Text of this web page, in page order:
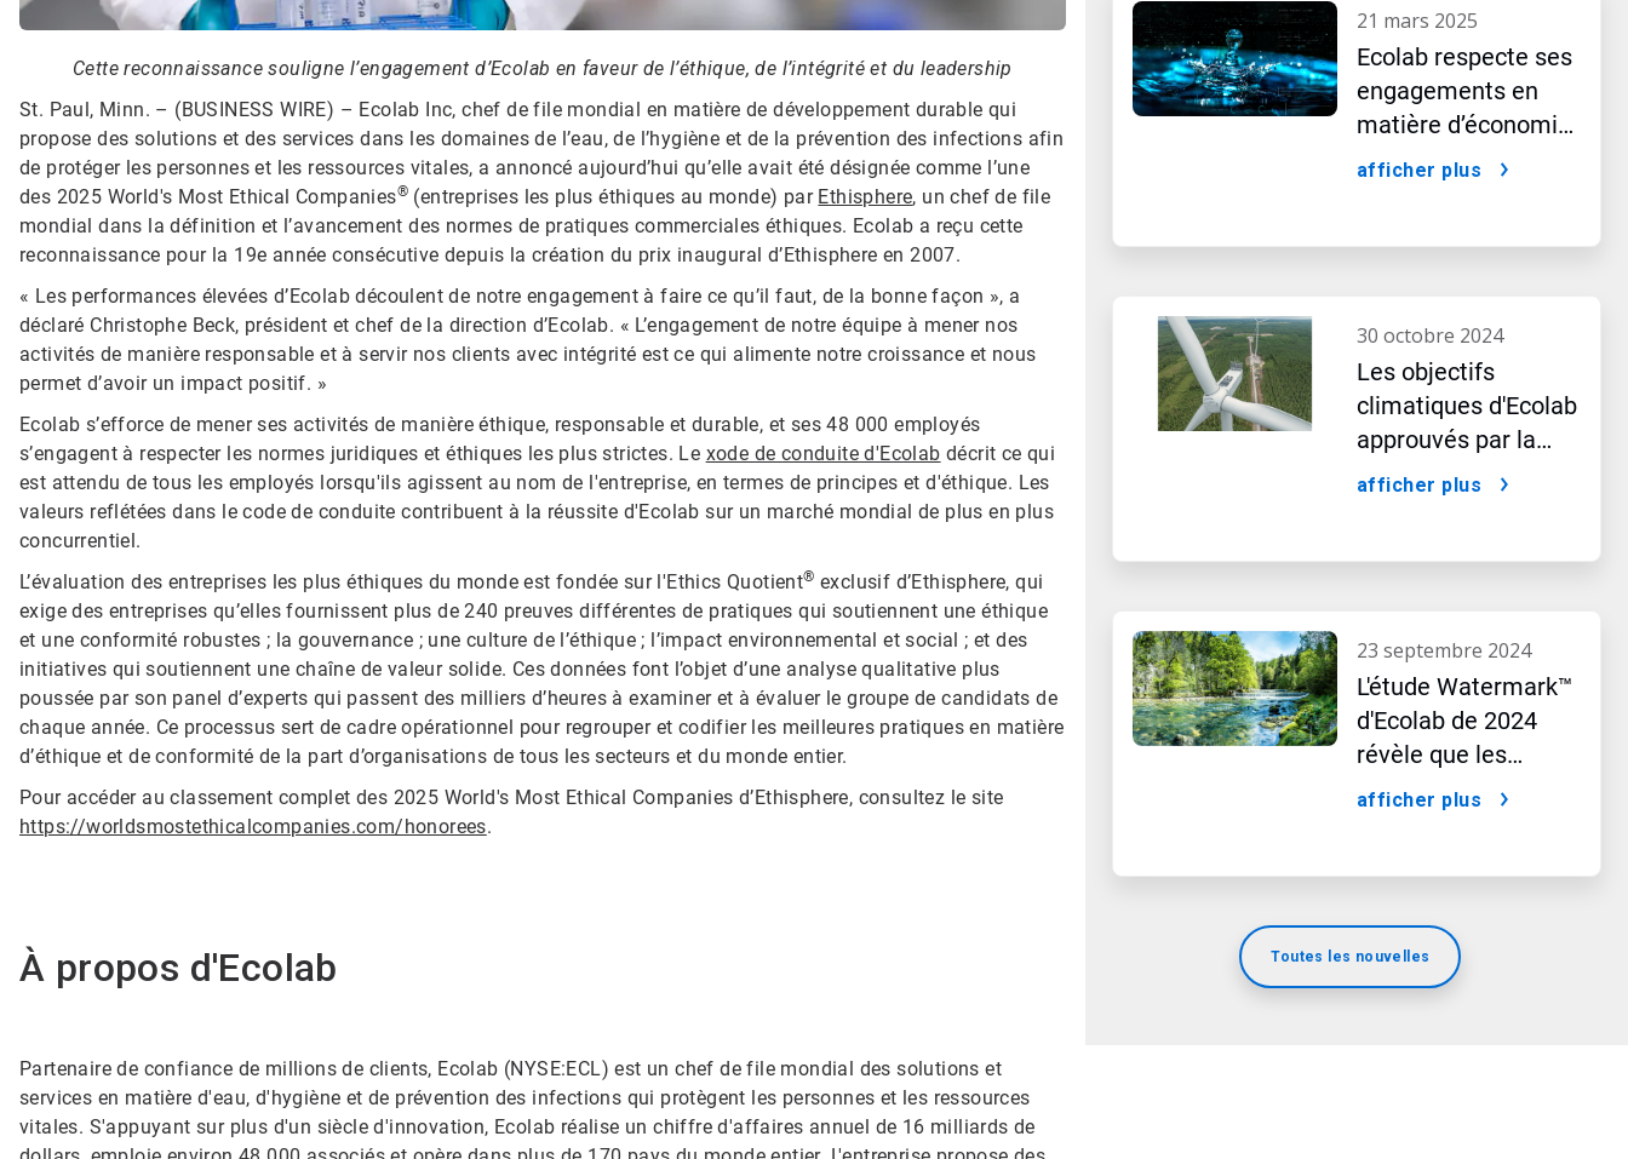
Cette reconnaissance souligne l’engagement d’Ecolab en faveur de l’éthique, de l’intégrité et du leadership
St. Paul, Minn. – (BUSINESS WIRE) – Ecolab Inc, chef de file mondial en matière de développement durable qui
propose des solutions et des services dans les domaines de l’eau, de l’hygiène et de la prévention des infections afin
de protéger les personnes et les ressources vitales, a annoncé aujourd’hui qu’elle avait été désignée comme l’une
des 2025 World's Most Ethical Companies® (entreprises les plus éthiques au monde) par Ethisphere, un chef de file
mondial dans la définition et l’avancement des normes de pratiques commerciales éthiques. Ecolab a reçu cette
reconnaissance pour la 19e année consécutive depuis la création du prix inaugural d’Ethisphere en 2007.
« Les performances élevées d’Ecolab découlent de notre engagement à faire ce qu’il faut, de la bonne façon », a
déclaré Christophe Beck, président et chef de la direction d’Ecolab. « L’engagement de notre équipe à mener nos
activités de manière responsable et à servir nos clients avec intégrité est ce qui alimente notre croissance et nous
permet d’avoir un impact positif. »
Ecolab s’efforce de mener ses activités de manière éthique, responsable et durable, et ses 48 000 employés
s’engagent à respecter les normes juridiques et éthiques les plus strictes. Le xode de conduite d'Ecolab décrit ce qui
est attendu de tous les employés lorsqu'ils agissent au nom de l'entreprise, en termes de principes et d'éthique. Les
valeurs reflétées dans le code de conduite contribuent à la réussite d'Ecolab sur un marché mondial de plus en plus
concurrentiel.
L’évaluation des entreprises les plus éthiques du monde est fondée sur l'Ethics Quotient® exclusif d’Ethisphere, qui
exige des entreprises qu’elles fournissent plus de 240 preuves différentes de pratiques qui soutiennent une éthique
et une conformité robustes ; la gouvernance ; une culture de l’éthique ; l’impact environnemental et social ; et des
initiatives qui soutiennent une chaîne de valeur solide. Ces données font l’objet d’une analyse qualitative plus
poussée par son panel d’experts qui passent des milliers d’heures à examiner et à évaluer le groupe de candidats de
chaque année. Ce processus sert de cadre opérationnel pour regrouper et codifier les meilleures pratiques en matière
d’éthique et de conformité de la part d’organisations de tous les secteurs et du monde entier.
Pour accéder au classement complet des 2025 World's Most Ethical Companies d’Ethisphere, consultez le site
https://worldsmostethicalcompanies.com/honorees.
À propos d'Ecolab
Partenaire de confiance de millions de clients, Ecolab (NYSE:ECL) est un chef de file mondial des solutions et
services en matière d'eau, d'hygiène et de prévention des infections qui protègent les personnes et les ressources
vitales. S'appuyant sur plus d'un siècle d'innovation, Ecolab réalise un chiffre d'affaires annuel de 16 milliards de
21 mars 2025
Ecolab respecte ses
engagements en
matière d’économie
d’eau à l’ère
afficher plus
30 octobre 2024
Les objectifs
climatiques d'Ecolab
approuvés par la
Science Based
afficher plus
23 septembre 2024
L'étude Watermark™​​​​​​​
d'Ecolab de 2024
révèle que les
préoccupations liées
consommateurs
afficher plus
Toutes les nouvelles